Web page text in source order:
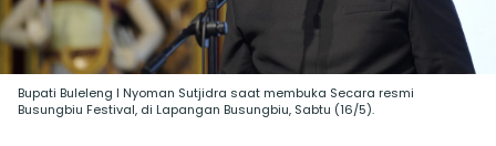
Bupati Buleleng I Nyoman Sutjidra saat membuka Secara resmi
Busungbiu Festival, di Lapangan Busungbiu, Sabtu (16/5).